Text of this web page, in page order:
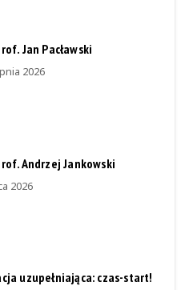
Jan Pacławski
2026
Andrzej Jankowski
2026
uzupełniająca: czas-start!